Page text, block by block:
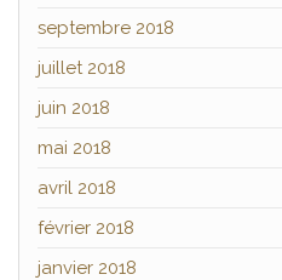
septembre 2018
juillet 2018
juin 2018
mai 2018
avril 2018
février 2018
janvier 2018